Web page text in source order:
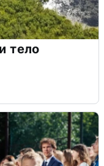
тело